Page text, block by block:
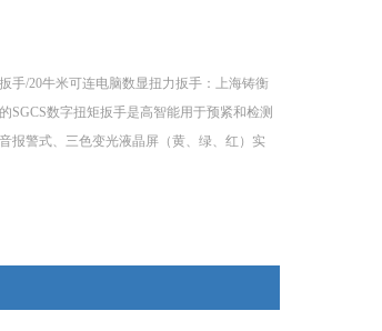
手/20牛米可连电脑数显扭力扳手：上海铸衡
SGCS数字扭矩扳手是高智能用于预紧和检测
报警式、三色变光液晶屏（黄、绿、红）实